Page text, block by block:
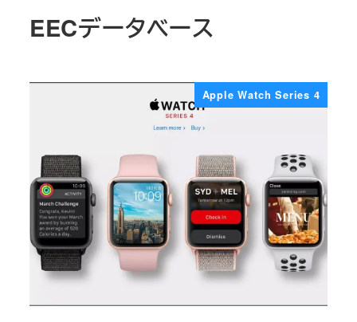
EECデータベース
Apple Watch Series 4